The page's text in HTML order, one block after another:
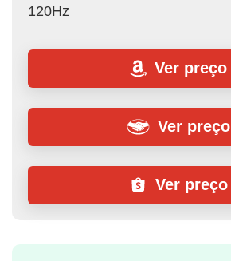
120Hz
Ver preço
Ver preço
Ver preço